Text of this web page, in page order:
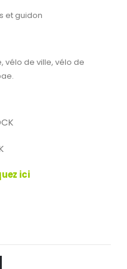
et guidon
vélo de ville, vélo de
ici